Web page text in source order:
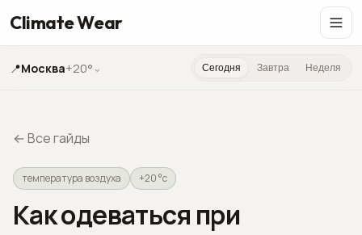
Climate Wear
📍Москва+20° ⌄ Сегодня Завтра Неделя
←Все гайды
температура воздуха +20 °c
Как одеваться при